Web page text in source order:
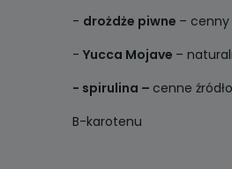
- drożdże piwne – cenny
- Yucca Mojave –
- spirulina – cenne
B-karotenu